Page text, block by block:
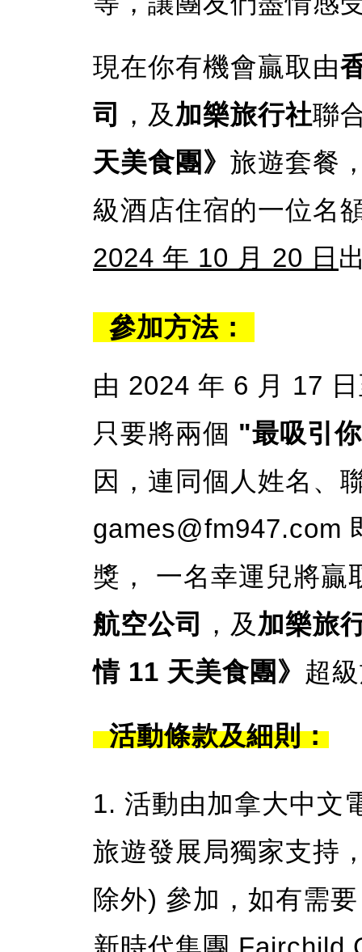
現在你有機會贏取由
司
，及 加樂旅行社聯
天美食團》 旅遊套餐
級酒店住宿的一位名
2024 年 10 月 20 日
參加方法：
由 2024 年 6 月 17
只要將兩個 "最吸引
因，連同個人姓名、
games@fm947.com
獎， 一名幸運兒將贏
航空公司
，及 加樂旅
情 11 天美食團》 超
活動條款及細則：
1. 活動由加拿大中文
旅遊發展局獨家支持
除外) 參加，如有需